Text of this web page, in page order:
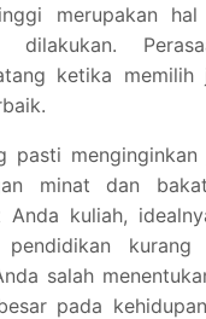
merupakan
ketika memilih
pasti menginginkan
minat dan
Anda kuliah,
pendidikan
salah
pada